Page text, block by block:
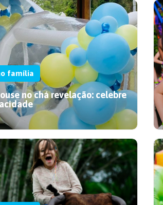
família
no chá revelação: celebre